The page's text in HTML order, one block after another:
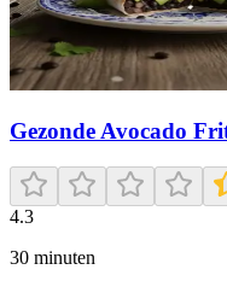
Gezonde Avocado
4.3
30 minuten